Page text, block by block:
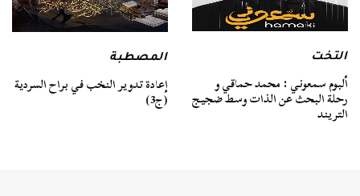
التخت
ألبوم سمعوني : محمد حماقي و
رحلة البحث عن الذات وسط ضجيج
التريند
المصطبة
إعادة تدوير النخب في براح السردية
(ج3)